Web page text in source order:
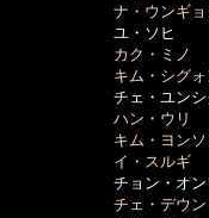
ナ・ウンギョ
　　　ユ・ソヒ　　
カク・ミノ
キム・シグォ
　　　チェ・ユンシ
ハン・ウリ
キム・ヨンソ
イ・スルギ
　　　チョン・オン
チェ・デウン